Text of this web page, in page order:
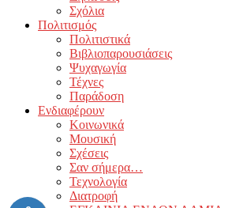
Σχόλια
Πολιτισμός
Πολιτιστικά
Βιβλιοπαρουσιάσεις
Ψυχαγωγία
Τέχνες
Παράδοση
Ενδιαφέρουν
Κοινωνικά
Μουσική
Σχέσεις
Σαν σήμερα…
Τεχνολογία
Διατροφή